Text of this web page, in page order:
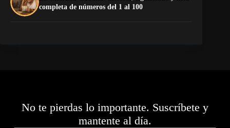
completa de números del 1 al 100
No te pierdas lo importante. Suscríbete y
mantente al día.